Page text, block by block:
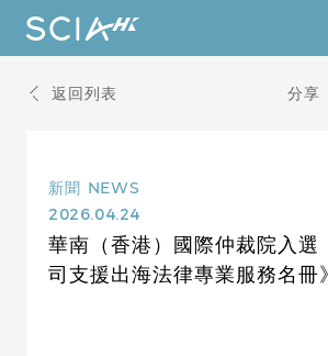
返回列表 分享
新聞 NEWS
2026.04.24
華南（香港）國際仲裁院入選
司支援出海法律專業服務名冊》